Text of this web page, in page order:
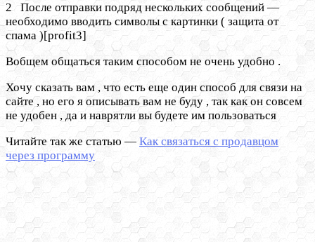
2 После отправки подряд нескольких сообщений —
необходимо вводить символы с картинки ( защита от
спама )[profit3]
Вобщем общаться таким способом не очень удобно .
Хочу сказать вам , что есть еще один способ для связи на
сайте , но его я описывать вам не буду , так как он совсем
не удобен , да и наврятли вы будете им пользоваться
Читайте так же статью — Как связаться с продавцом
через программу